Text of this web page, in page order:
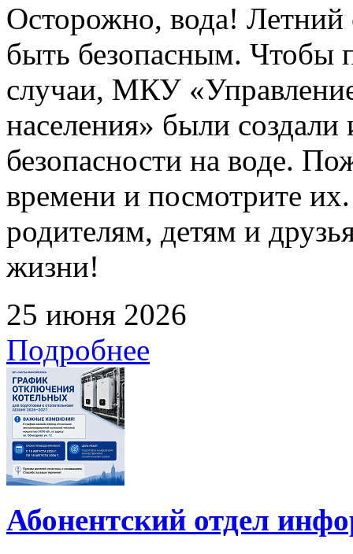
Осторожно, вода! Летний
быть безопасным. Чтобы
случаи, МКУ
населения» были
безопасности на воде.
времени и посмотрите
родителям, детям и
жизни!
25 июня 2026
Подробнее
Абонентский отдел